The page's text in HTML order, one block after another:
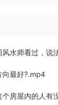
水师看过，说
向最好?.mp4
房屋内的人有